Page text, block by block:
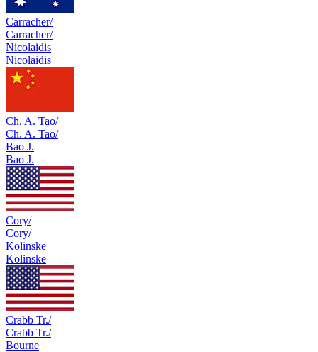
Carracher/
Carracher/
Nicolaidis
Nicolaidis
Ch. A. Tao/
Ch. A. Tao/
Bao J.
Bao J.
Cory/
Cory/
Kolinske
Kolinske
Crabb Tr./
Crabb Tr./
Bourne